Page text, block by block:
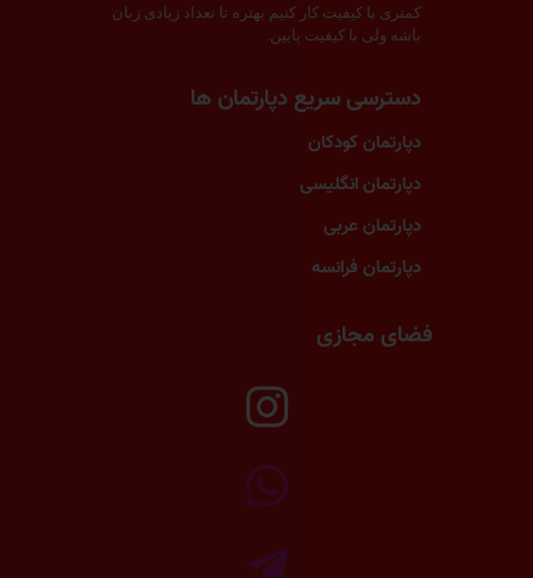
کمتری با کیفیت کار کنیم بهتره تا تعداد زیادی زبان
باشه ولی با کیفیت پایین.
دسترسی سریع دپارتمان ها
دپارتمان کودکان
دپارتمان انگلیسی
دپارتمان عربی
دپارتمان فرانسه
فضای مجازی